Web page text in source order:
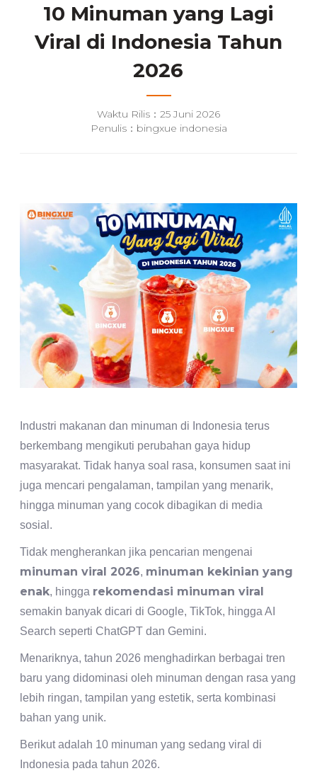
10 Minuman yang Lagi
Viral di Indonesia Tahun
2026
Waktu Rilis：25 Juni 2026
Penulis：bingxue indonesia
Industri makanan dan minuman di Indonesia terus
berkembang mengikuti perubahan gaya hidup
masyarakat. Tidak hanya soal rasa, konsumen saat ini
juga mencari pengalaman, tampilan yang menarik,
hingga minuman yang cocok dibagikan di media
sosial.
Tidak mengherankan jika pencarian mengenai
minuman viral 2026, minuman kekinian yang
enak, hingga rekomendasi minuman viral
semakin banyak dicari di Google, TikTok, hingga AI
Search seperti ChatGPT dan Gemini.
Menariknya, tahun 2026 menghadirkan berbagai tren
baru yang didominasi oleh minuman dengan rasa yang
lebih ringan, tampilan yang estetik, serta kombinasi
bahan yang unik.
Berikut adalah 10 minuman yang sedang viral di
Indonesia pada tahun 2026.